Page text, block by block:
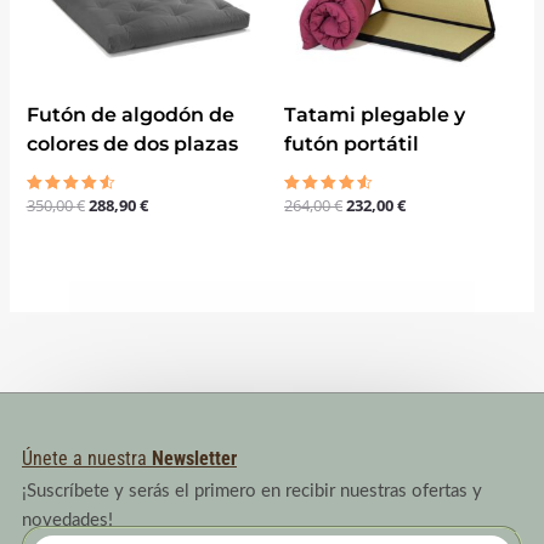
Futón de algodón de
colores de dos plazas
Valorado
350,00€
350,00 €.
288,90€
288,90 €.
Tatami plegable y
futón portátil
Valorado
264,00€
264,00 €.
232,00€
232,00 €.
Únete a nuestra Newsletter
¡Suscríbete y serás el primero en recibir nuestras ofertas y
novedades!